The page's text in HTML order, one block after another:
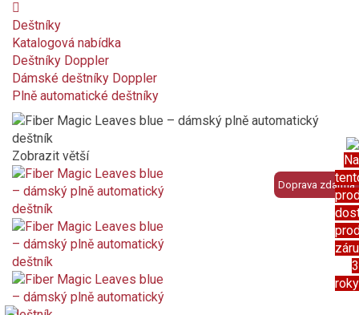
Deštníky
Katalogová nabídka
Deštníky Doppler
Dámské deštníky Doppler
Plně automatické deštníky
Doprava zdarma
Na
3
roky
Zobrazit větší